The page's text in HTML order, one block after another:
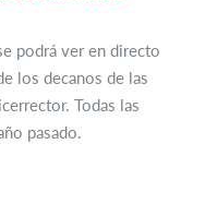
podrá ver en directo
los decanos de las
Todas las
pasado.